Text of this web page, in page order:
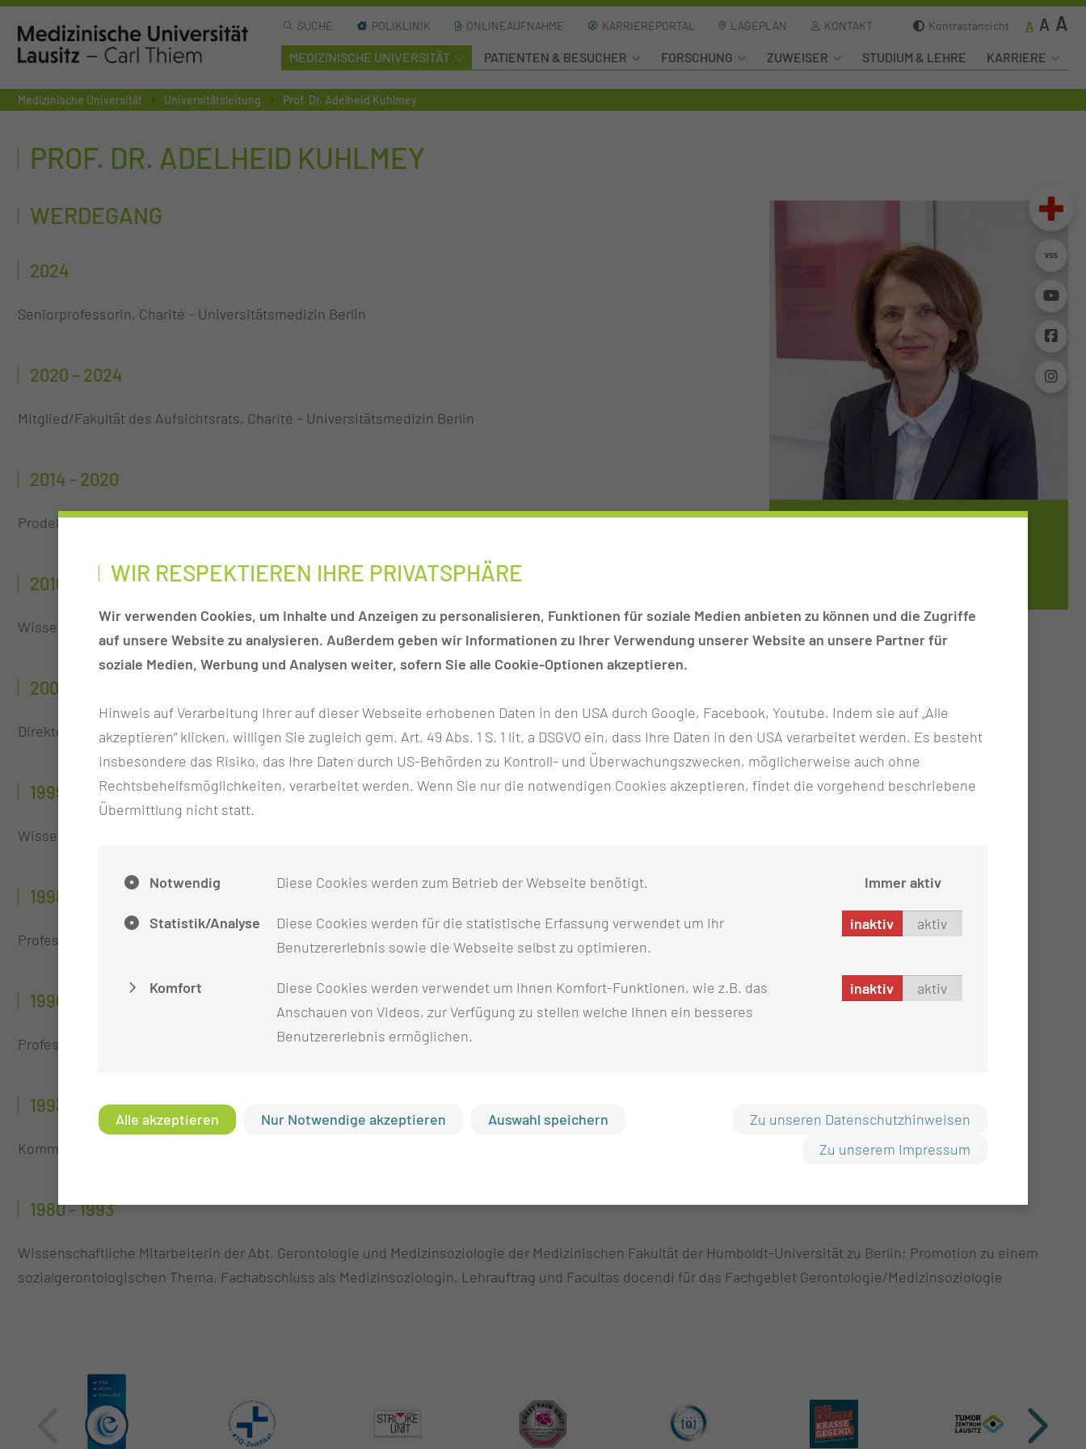
SUCHE POLIKLINIK ONLINEAUFNAHME KARRIEREPORTAL LAGEPLAN KONTAKT Kontrastansicht A A A
MEDIZINISCHE UNIVERSITÄT PATIENTEN & BESUCHER FORSCHUNG ZUWEISER STUDIUM & LEHRE KARRIERE
Medizinische Universität Universitätsleitung Prof. Dr. Adelheid Kuhlmey
PROF. DR. ADELHEID KUHLMEY
WERDEGANG
2024
Seniorprofessorin, Charité – Universitätsmedizin Berlin
2020 – 2024
Mitglied/Fakultät des Aufsichtsrats, Charité – Universitätsmedizin Berlin
2014 - 2020
Prodekanin für Studium und Lehre, Charité – Universitätsmedizin Berlin
2010 - 2024
Wissenschaftliche Direktorin des CharitéCentrums für Human- und Gesundheitswissenschaften
2002 - 2024
Direktorin des Instituts für Medizinische Soziologie, Charité – Universitätsmedizin Berlin
1999 - 2015
Wissenschaftliche Leiterin des Wolfsburger Instituts für Gesundheitsforschung und Gesundheitsförderung e.V. (WIGG)
1998 - 2002
Professorin für die Fächer Gerontologie und Medizinsoziologie am Fachbereich Gesundheitswesen, Hochschule Braunschweig/Wolfenbüttel
1996 - 1998
Professorin für die Fächer Gerontologie und Medizinsoziologie, Hochschule Neubrandenburg
1993 - 1996
Kommissarische Direktorin des Instituts für Medizinische Soziologie, Charité – Universitätsmedizin Berlin
1980 - 1993
Wissenschaftliche Mitarbeiterin der Abt. Gerontologie und Medizinsoziologie der Medizinischen Fakultät der Humboldt-Universität zu Berlin; Promotion zu einem
sozialgerontologischen Thema, Fachabschluss als Medizinsoziologin, Lehrauftrag und Facultas docendi für das Fachgebiet Gerontologie/Medizinsoziologie
WIR RESPEKTIEREN IHRE PRIVATSPHÄRE
Wir verwenden Cookies, um Inhalte und Anzeigen zu personalisieren, Funktionen für soziale Medien anbieten zu können und die Zugriffe
auf unsere Website zu analysieren. Außerdem geben wir Informationen zu Ihrer Verwendung unserer Website an unsere Partner für
soziale Medien, Werbung und Analysen weiter, sofern Sie alle Cookie-Optionen akzeptieren.
Hinweis auf Verarbeitung Ihrer auf dieser Webseite erhobenen Daten in den USA durch Google, Facebook, Youtube. Indem sie auf „Alle
akzeptieren“ klicken, willigen Sie zugleich gem. Art. 49 Abs. 1 S. 1 lit. a DSGVO ein, dass Ihre Daten in den USA verarbeitet werden. Es besteht
insbesondere das Risiko, das Ihre Daten durch US-Behörden zu Kontroll- und Überwachungszwecken, möglicherweise auch ohne
Rechtsbehelfsmöglichkeiten, verarbeitet werden. Wenn Sie nur die notwendigen Cookies akzeptieren, findet die vorgehend beschriebene
Übermittlung nicht statt.
Notwendig Diese Cookies werden zum Betrieb der Webseite benötigt. Immer aktiv
Statistik/Analyse
Diese Cookies werden für die statistische Erfassung verwendet um Ihr
Benutzererlebnis sowie die Webseite selbst zu optimieren.
inaktiv aktiv
Komfort
Diese Cookies werden verwendet um Ihnen Komfort-Funktionen, wie z.B. das
Anschauen von Videos, zur Verfügung zu stellen welche Ihnen ein besseres
Benutzererlebnis ermöglichen.
inaktiv aktiv
Alle akzeptieren Nur Notwendige akzeptieren Auswahl speichern
Zu unseren Datenschutzhinweisen
Zu unserem Impressum